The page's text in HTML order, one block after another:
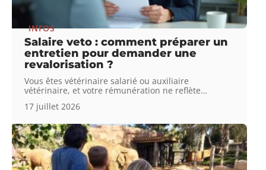
INFOS
Salaire veto : comment préparer un
entretien pour demander une
revalorisation ?
Vous êtes vétérinaire salarié ou auxiliaire
vétérinaire, et votre rémunération ne reflète…
17 juillet 2026